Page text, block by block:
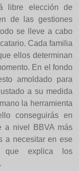
libre elección de
de las gestiones
se lleve a cabo
Cada familia
ellos determinan
En el fondo
amoldado para
a su medida
la herramienta
conseguirás en
a nivel BBVA más
a necesitar en ese
que explica los